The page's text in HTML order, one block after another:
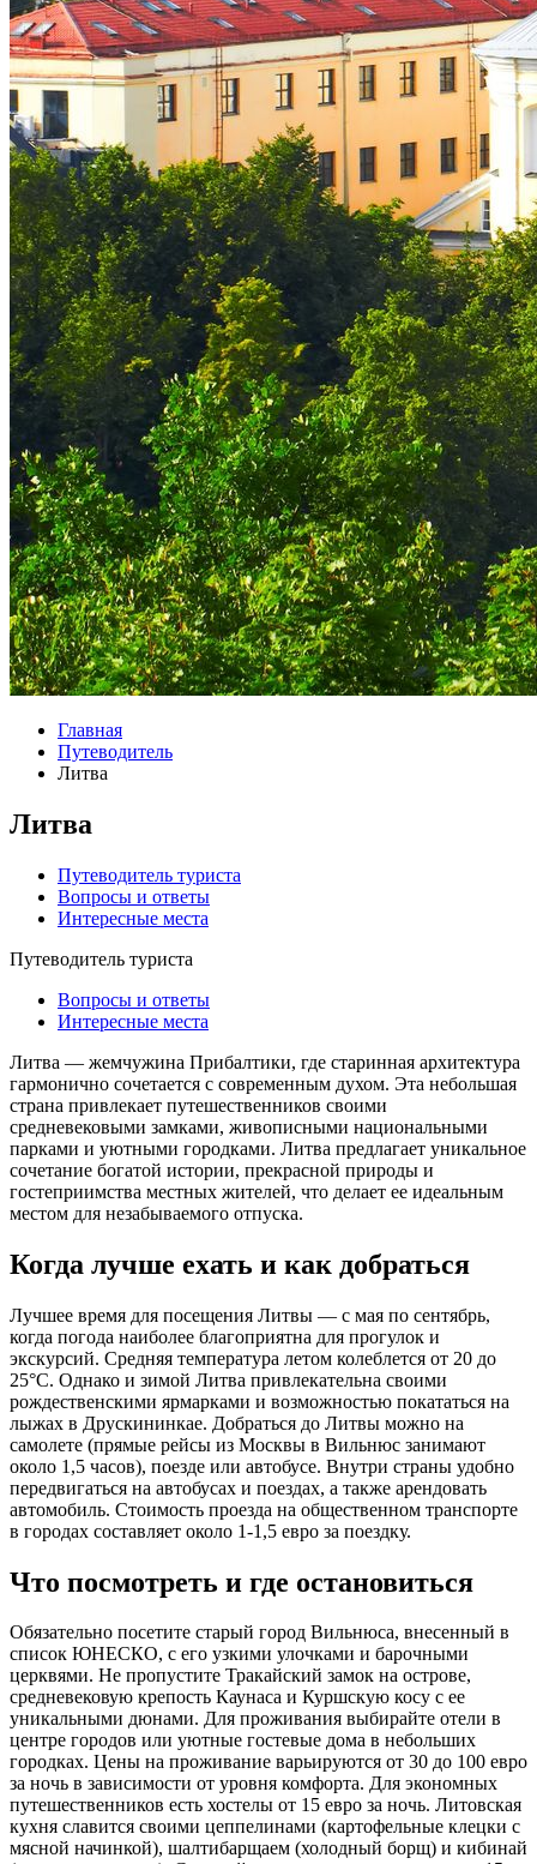
Главная
Путеводитель
Литва
Литва
Путеводитель туриста
Вопросы и ответы
Интересные места
Путеводитель туриста
Вопросы и ответы
Интересные места
Литва — жемчужина Прибалтики, где старинная архитектура
гармонично сочетается с современным духом. Эта небольшая
страна привлекает путешественников своими
средневековыми замками, живописными национальными
парками и уютными городками. Литва предлагает уникальное
сочетание богатой истории, прекрасной природы и
гостеприимства местных жителей, что делает ее идеальным
местом для незабываемого отпуска.
Когда лучше ехать и как добраться
Лучшее время для посещения Литвы — с мая по сентябрь,
когда погода наиболее благоприятна для прогулок и
экскурсий. Средняя температура летом колеблется от 20 до
25°C. Однако и зимой Литва привлекательна своими
рождественскими ярмарками и возможностью покататься на
лыжах в Друскининкае. Добраться до Литвы можно на
самолете (прямые рейсы из Москвы в Вильнюс занимают
около 1,5 часов), поезде или автобусе. Внутри страны удобно
передвигаться на автобусах и поездах, а также арендовать
автомобиль. Стоимость проезда на общественном транспорте
в городах составляет около 1-1,5 евро за поездку.
Что посмотреть и где остановиться
Обязательно посетите старый город Вильнюса, внесенный в
список ЮНЕСКО, с его узкими улочками и барочными
церквями. Не пропустите Тракайский замок на острове,
средневековую крепость Каунаса и Куршскую косу с ее
уникальными дюнами. Для проживания выбирайте отели в
центре городов или уютные гостевые дома в небольших
городках. Цены на проживание варьируются от 30 до 100 евро
за ночь в зависимости от уровня комфорта. Для экономных
путешественников есть хостелы от 15 евро за ночь. Литовская
кухня славится своими цеппелинами (картофельные клецки с
мясной начинкой), шалтибарщаем (холодный борщ) и кибинай